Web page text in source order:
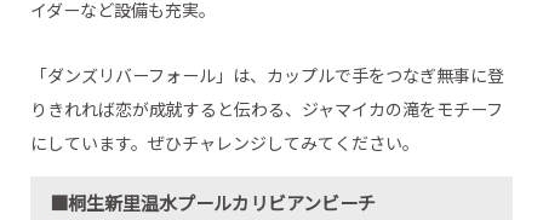
イダーなど設備も充実。
「ダンズリバーフォール」は、カップルで手をつなぎ無事に登
りきれれば恋が成就すると伝わる、ジャマイカの滝をモチーフ
にしています。ぜひチャレンジしてみてください。
■桐生新里温水プールカリビアンビーチ